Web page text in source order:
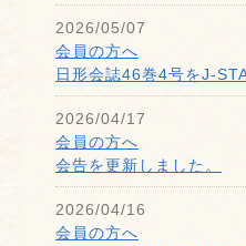
2026/05/07
会員の方へ
日形会誌46巻4号をJ-
2026/04/17
会員の方へ
会告を更新しました。
2026/04/16
会員の方へ